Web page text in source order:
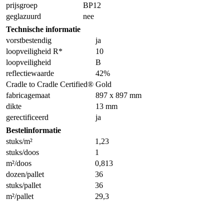
prijsgroep
BP12
geglazuurd
nee
Technische informatie
vorstbestendig
ja
loopveiligheid R*
10
loopveiligheid
B
reflectiewaarde
42%
Cradle to Cradle Certified® Gold
fabricagemaat
897 x 897 mm
dikte
13 mm
gerectificeerd
ja
Bestelinformatie
stuks/m²
1,23
stuks/doos
1
m²/doos
0,813
dozen/pallet
36
stuks/pallet
36
m²/pallet
29,3